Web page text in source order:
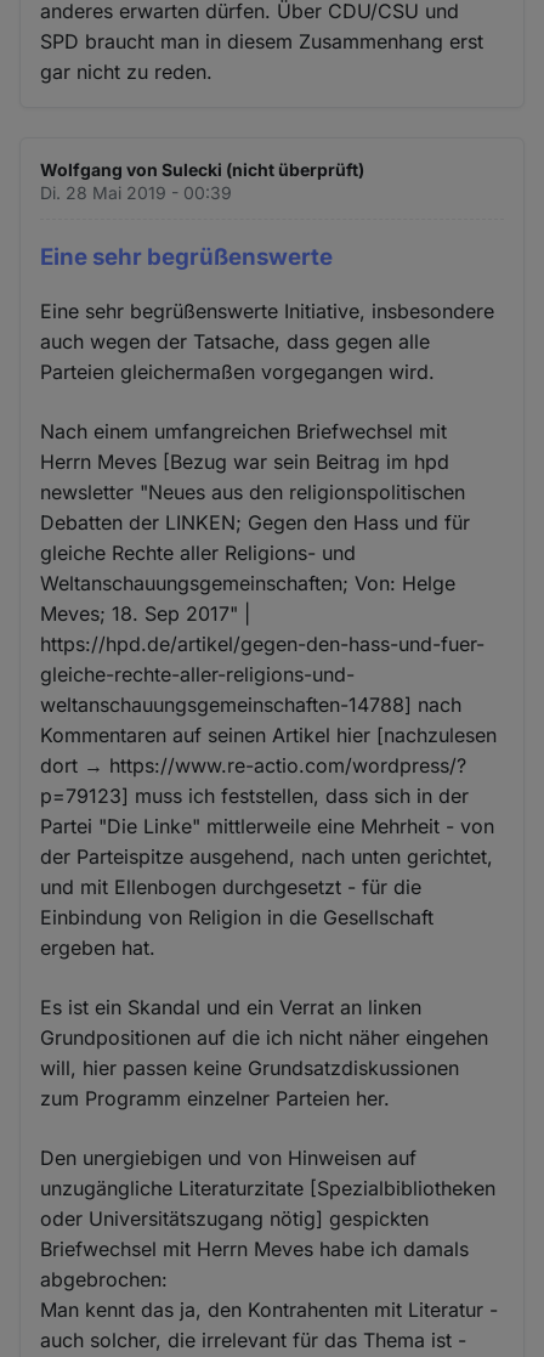
anderes erwarten dürfen. Über CDU/CSU und
SPD braucht man in diesem Zusammenhang erst
gar nicht zu reden.
Wolfgang von Sulecki (nicht überprüft)
Di. 28 Mai 2019 - 00:39
Eine sehr begrüßenswerte
Eine sehr begrüßenswerte Initiative, insbesondere
auch wegen der Tatsache, dass gegen alle
Parteien gleichermaßen vorgegangen wird.
Nach einem umfangreichen Briefwechsel mit
Herrn Meves [Bezug war sein Beitrag im hpd
newsletter "Neues aus den religionspolitischen
Debatten der LINKEN; Gegen den Hass und für
gleiche Rechte aller Religions- und
Weltanschauungsgemeinschaften; Von: Helge
Meves; 18. Sep 2017" |
https://hpd.de/artikel/gegen-den-hass-und-fuer-
gleiche-rechte-aller-religions-und-
weltanschauungsgemeinschaften-14788] nach
Kommentaren auf seinen Artikel hier [nachzulesen
dort → https://www.re-actio.com/wordpress/?
p=79123] muss ich feststellen, dass sich in der
Partei "Die Linke" mittlerweile eine Mehrheit - von
der Parteispitze ausgehend, nach unten gerichtet,
und mit Ellenbogen durchgesetzt - für die
Einbindung von Religion in die Gesellschaft
ergeben hat.
Es ist ein Skandal und ein Verrat an linken
Grundpositionen auf die ich nicht näher eingehen
will, hier passen keine Grundsatzdiskussionen
zum Programm einzelner Parteien her.
Den unergiebigen und von Hinweisen auf
unzugängliche Literaturzitate [Spezialbibliotheken
oder Universitätszugang nötig] gespickten
Briefwechsel mit Herrn Meves habe ich damals
abgebrochen:
Man kennt das ja, den Kontrahenten mit Literatur -
auch solcher, die irrelevant für das Thema ist -